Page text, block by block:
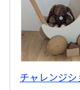
わせて第5
お知らせしま
チャレンジ